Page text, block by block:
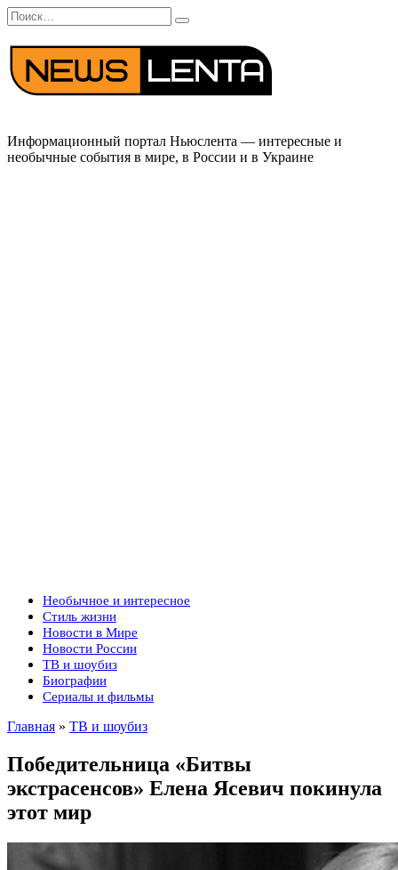
Перейти
к
содержанию
Search
for:
Информационный портал Ньюслента — интересные и
необычные события в мире, в России и в Украине
Необычное и интересное
Стиль жизни
Новости в Мире
Новости России
ТВ и шоубиз
Биографии
Сериалы и фильмы
Главная » ТВ и шоубиз
Победительница «Битвы
экстрасенсов» Елена Ясевич покинула
этот мир